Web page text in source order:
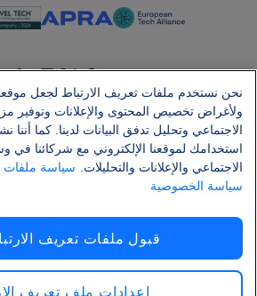
SocialFacebook
SocialTwitter
احصل على تطبيقنا
سياسة الخصوصية ملفات تعريف الارتباط
هجوم سلسلة التوريد Shai-Hulud
نحن نستخدم ملفات تعريف الارتباط لجعل
ولأغراض تخصيص المحتوى والإعلانات وتوفير
الاجتماعي وتحليل تدفق البيانات لدينا. كما
استخدامك لموقعنا الإلكتروني مع شركائنا في
الاجتماعي والإعلانات والتحليلات.
سياسة ملفات
سياسة الخصوصية
قبول ملفات تعريف
إعدادات ملف تعريف